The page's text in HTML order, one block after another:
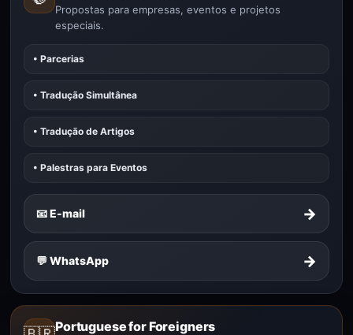
Propostas para empresas, eventos e projetos
especiais.
• Parcerias
• Tradução Simultânea
• Tradução de Artigos
• Palestras para Eventos
📧 E-mail →
💬 WhatsApp →
Portuguese for Foreigners